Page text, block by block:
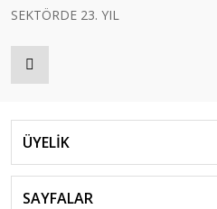
SEKTÖRDE 23. YIL
ÜYELİK
SAYFALAR